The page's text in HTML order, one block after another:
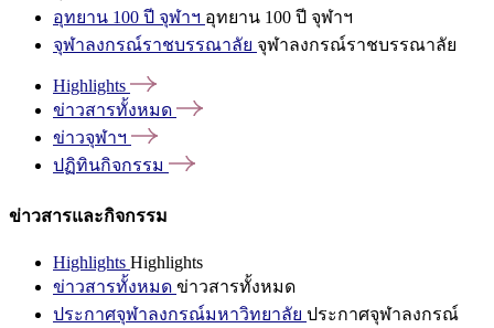
อุทยาน 100 ปี จุฬาฯ อุทยาน 100 ปี จุฬาฯ
จุฬาลงกรณ์ราชบรรณาลัย จุฬาลงกรณ์ราชบรรณาลัย
Highlights
ข่าวสารทั้งหมด
ข่าวจุฬาฯ
ปฏิทินกิจกรรม
ข่าวสารและกิจกรรม
Highlights Highlights
ข่าวสารทั้งหมด ข่าวสารทั้งหมด
ประกาศจุฬาลงกรณ์มหาวิทยาลัย ประกาศจุฬาลงกรณ์